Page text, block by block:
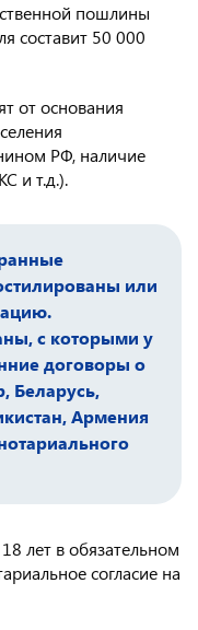
пошлины
составит 50 000
от основания
РФ, наличие
и т.д.).
или
с которыми у
договоры о
Беларусь,
Армения
лет в обязательном
согласие на